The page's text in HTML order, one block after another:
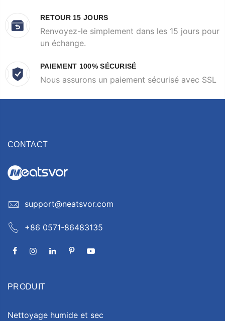
RETOUR 15 JOURS
Renvoyez-le simplement dans les 15 jours pour
un échange.
PAIEMENT 100% SÉCURISÉ
Nous assurons un paiement sécurisé avec SSL
CONTACT
support@neatsvor.com
+86 0571-86483135
PRODUIT
Nettoyage humide et sec